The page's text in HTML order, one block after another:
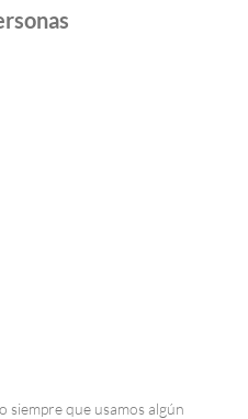
siempre que usamos algún